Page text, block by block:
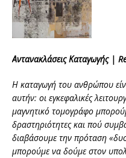
Αντανακλάσεις Καταγωγής |
Η καταγωγή του ανθρώπου
αυτήν: οι εγκεφαλικές
μαγνητικό τομογράφο
δραστηριότητες και πού
διαβάσουμε την πρόταση
μπορούμε να δούμε στον